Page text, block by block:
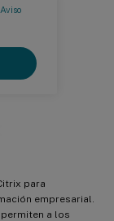
para
empresarial.
a los